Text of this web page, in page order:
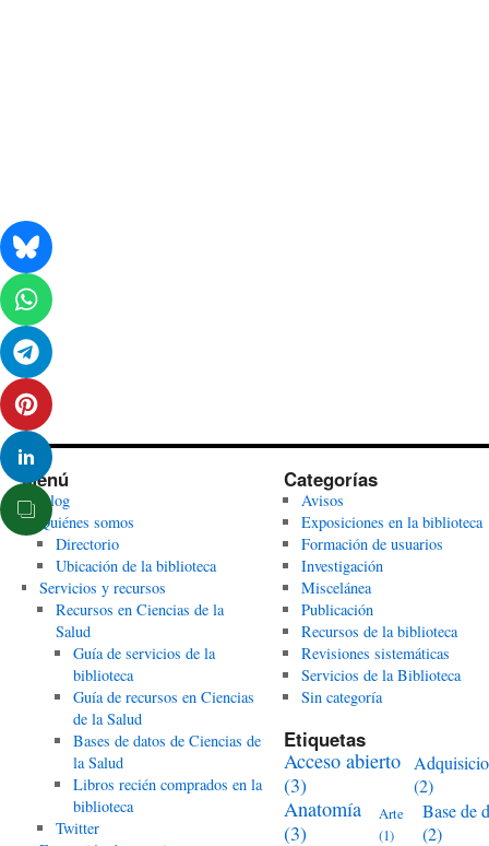
Menú
Blog
Quiénes somos
Directorio
Ubicación de la biblioteca
Servicios y recursos
Recursos en Ciencias de la
Salud
Guía de servicios de la
biblioteca
Guía de recursos en Ciencias
de la Salud
Bases de datos de Ciencias de
la Salud
Libros recién comprados en la
biblioteca
Twitter
Categorías
Avisos
Exposiciones en la biblioteca
Formación de usuarios
Investigación
Miscelánea
Publicación
Recursos de la biblioteca
Revisiones sistemáticas
Servicios de la Biblioteca
Sin categoría
Etiquetas
Acceso abierto
(3)
(2)
Anatomía
(3)
Arte
(1)
Base de
(2)